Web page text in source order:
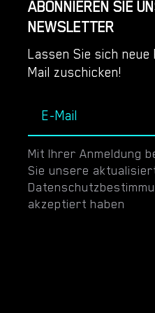
ABONNIEREN SIE
NEWSLETTER
Lassen Sie sich
Mail zuschicken!
Mit Ihrer Anmeldung
Sie unsere
akzeptiert haben